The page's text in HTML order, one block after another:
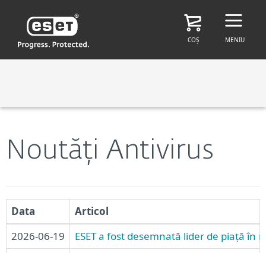
COȘ MENIU
Noutăți Antivirus
Data
Articol
2026-06-19
ESET a fost desemnată lider de piață în